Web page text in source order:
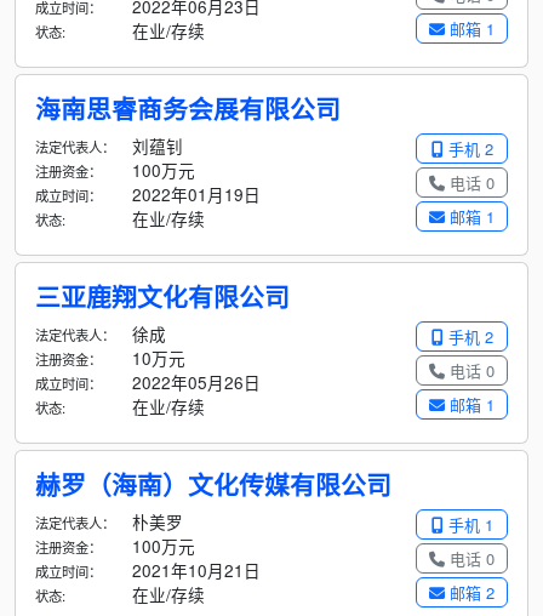
邮箱 1
成立时间： 2022年06月23日
状态: 在业/存续
海南思睿商务会展有限公司
手机 2
电话 0
邮箱 1
法定代表人： 刘蕴钊
注册资金： 100万元
成立时间： 2022年01月19日
状态: 在业/存续
三亚鹿翔文化有限公司
手机 2
电话 0
邮箱 1
法定代表人： 徐成
注册资金： 10万元
成立时间： 2022年05月26日
状态: 在业/存续
赫罗（海南）文化传媒有限公司
手机 1
电话 0
邮箱 2
法定代表人： 朴美罗
注册资金： 100万元
成立时间： 2021年10月21日
状态: 在业/存续